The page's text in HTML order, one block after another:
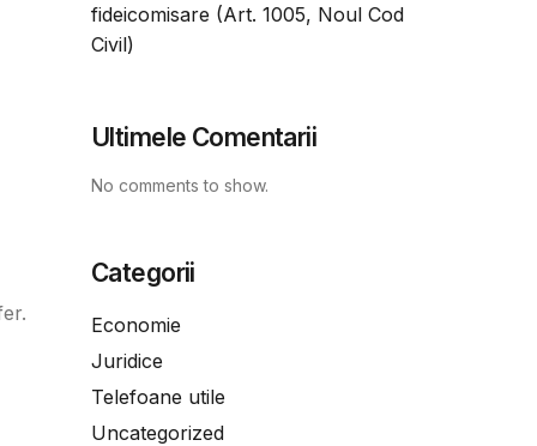
fideicomisare (Art. 1005, Noul Cod
Civil)
Ultimele Comentarii
No comments to show.
Categorii
Economie
Juridice
Telefoane utile
Uncategorized